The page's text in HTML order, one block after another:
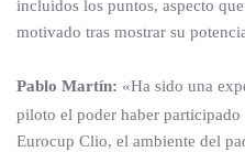
incluidos los puntos, aspecto
motivado tras mostrar su
Pablo Martín: «Ha sido una
piloto el poder haber
Eurocup Clio, el ambiente del